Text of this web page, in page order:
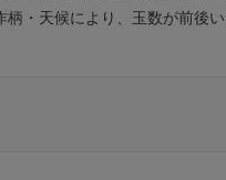
・天候により、玉数が前後